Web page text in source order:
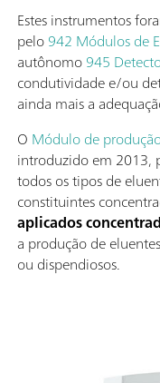
Estes instrumentos
pelo942 Módulos de
autônomo945
condutividade e/ou
ainda mais a
O Módulo de
introduzido em 2013,
todos os tipos de
constituintes
aplicados
a produção de
ou dispendiosos.